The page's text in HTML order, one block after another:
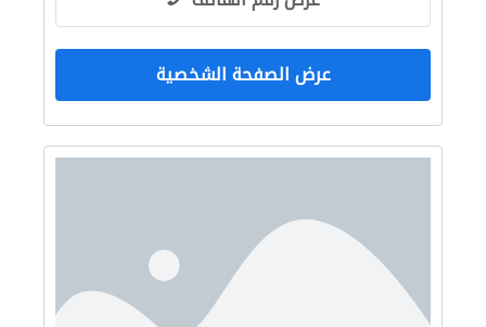
عرض الصفحة الشخصية